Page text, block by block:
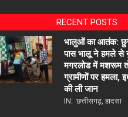
RECENT POSTS
भालुओं का आतंक:
पास भालू ने हमले से
मगरलोड में मशरूम
ग्रामीणों पर हमला,
की ली जान
IN: छत्तीसगढ़ हादसा